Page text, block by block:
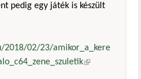
pedig egy játék is készült
02/23/amikor_a_kere
(külső